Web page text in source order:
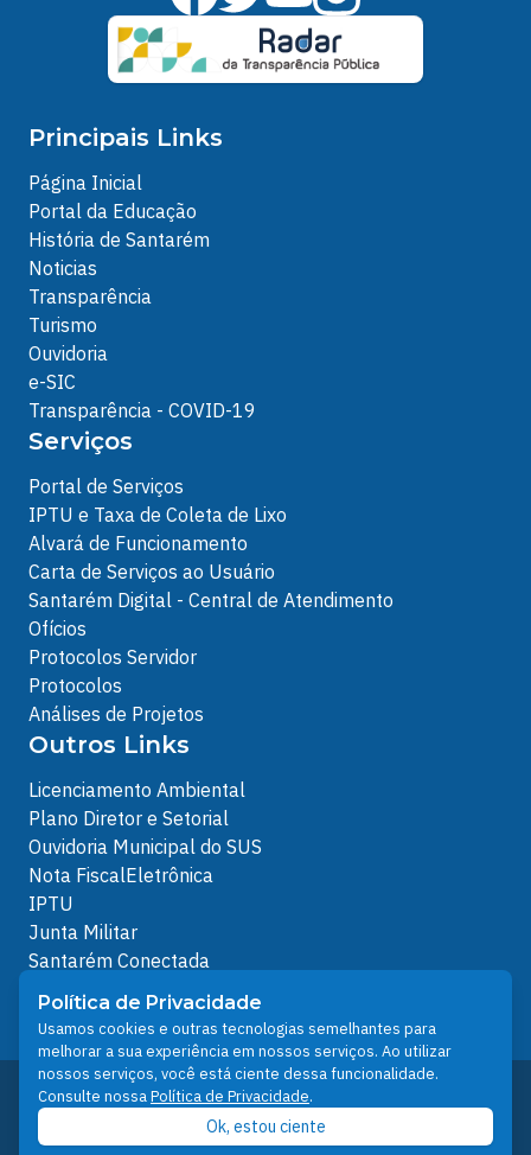
Principais Links
Página Inicial
Portal da Educação
História de Santarém
Noticias
Transparência
Turismo
Ouvidoria
e-SIC
Transparência - COVID-19
Serviços
Portal de Serviços
IPTU e Taxa de Coleta de Lixo
Alvará de Funcionamento
Carta de Serviços ao Usuário
Santarém Digital - Central de Atendimento
Ofícios
Protocolos Servidor
Protocolos
Análises de Projetos
Outros Links
Licenciamento Ambiental
Plano Diretor e Setorial
Ouvidoria Municipal do SUS
Nota FiscalEletrônica
IPTU
Junta Militar
Santarém Conectada
Política de Privacidade
People illustrations by Storyset
Desenvolvido pelo Núcleo Técnico de Gestão de
Tecnologia da Informação - NTI
Prefeitura de Santarém © 2026
Política de Privacidade
Usamos cookies e outras tecnologias semelhantes para
melhorar a sua experiência em nossos serviços. Ao utilizar
nossos serviços, você está ciente dessa funcionalidade.
Consulte nossaPolítica de Privacidade.
Ok, estou ciente